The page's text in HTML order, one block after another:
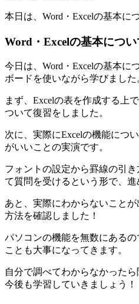
本日は、Word・Excelの基本に
Word・Excelの基本につい
今日は、Word・Excelの基本に
ボードを使いながら学びました
まず、Excelの表を作成する上
ついて復習をしました。
次に、実際にExcelの機能につ
がいいことの実演です。
フォントの設定から罫線の引
て質問を受けるという形で、進
あと、実際にわからないこと
方法を確認しました！
パソコンの機能を無数にある
ことも大事になってきます。
自分で調べてわからなかった
今後も学習していきましょう！